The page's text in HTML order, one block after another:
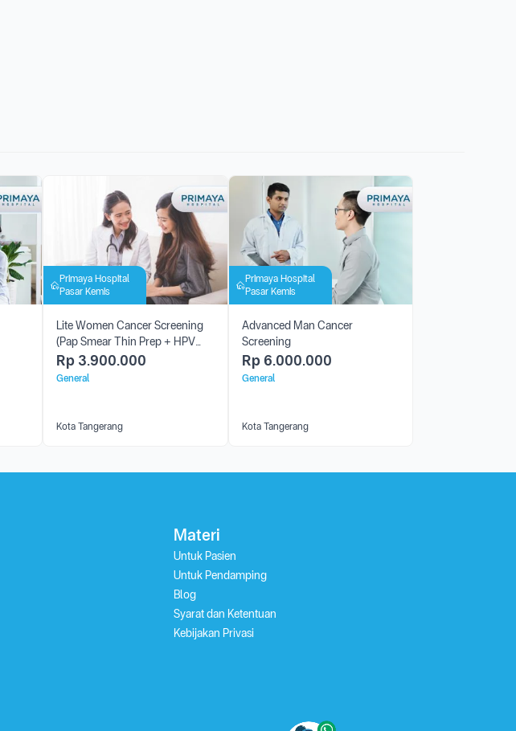
Primaya Hospital
Pasar Kemis
Lite Women Cancer Screening
(Pap Smear Thin Prep + HPV
DNA Genotyping)
Rp 3.900.000
General
Kota Tangerang
Primaya Hospital
Pasar Kemis
Advanced Man Cancer
Screening
Rp 6.000.000
General
Kota Tangerang
Materi
Untuk Pasien
Untuk Pendamping
Blog
Syarat dan Ketentuan
Kebijakan Privasi